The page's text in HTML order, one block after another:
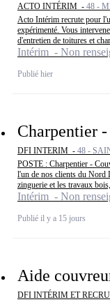
ACTO INTÉRIM - 48 -
Acto Intérim recrute pour
expérimenté. Vous
d'entretien de toitures et
Intérim - Non
Publié hier
Charpentier
DFI INTERIM - 48 -
POSTE : Charpentier -
l'un de nos clients du Nord
zinguerie et les travaux bois,
Intérim - Non
Publié il y a 15 jours
Aide
DFI INTÉRIM ET